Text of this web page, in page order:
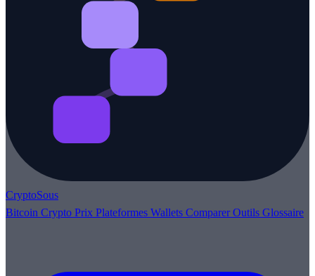
CryptoSous
Bitcoin Crypto Prix Plateformes Wallets ComparerOutils Glossaire